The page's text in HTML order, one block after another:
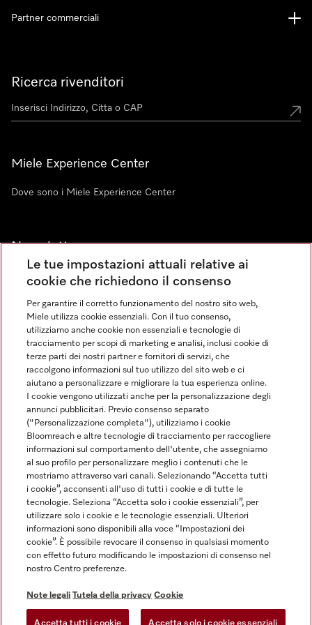
Ricerca rivenditori
Miele Experience Center
Dove sono i Miele Experience Center
Newsletter
Linguaggio
ITALIANO
Partner commerciali
Note Legali
Tutela della privacy
Miele su YoutubeMiele su Instagram
Miele su Facebook
Miele on Pinterest
Miele su LinkedIn
Le tue impostazioni attuali relative ai
cookie che richiedono il consenso
Per garantire il corretto funzionamento del nostro sito web,
Miele utilizza cookie essenziali. Con il tuo consenso,
utilizziamo anche cookie non essenziali e tecnologie di
tracciamento per scopi di marketing e analisi, inclusi cookie di
terze parti dei nostri partner e fornitori di servizi, che
raccolgono informazioni sul tuo utilizzo del sito web e ci
aiutano a personalizzare e migliorare la tua esperienza online.
I cookie vengono utilizzati anche per la personalizzazione degli
annunci pubblicitari. Previo consenso separato
("Personalizzazione completa"), utilizziamo i cookie
Bloomreach e altre tecnologie di tracciamento per raccogliere
informazioni sul comportamento dell'utente, che assegniamo
al suo profilo per personalizzare meglio i contenuti che le
mostriamo attraverso vari canali. Selezionando “Accetta tutti
i cookie”, acconsenti all'uso di tutti i cookie e di tutte le
tecnologie. Seleziona “Accetta solo i cookie essenziali”, per
utilizzare solo i cookie e le tecnologie essenziali. Ulteriori
informazioni sono disponibili alla voce “Impostazioni dei
cookie”. È possibile revocare il consenso in qualsiasi momento
con effetto futuro modificando le impostazioni di consenso nel
nostro Centro preferenze.
Note legali Tutela della privacy Cookie